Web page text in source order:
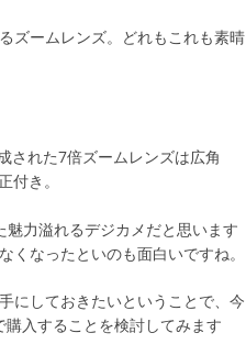
ズームレンズ。どれもこれも素晴
された7倍ズームレンズは広角
き。
力溢れるデジカメだと思います
なったといのも面白いですね。
にしておきたいということで、今
入することを検討してみます